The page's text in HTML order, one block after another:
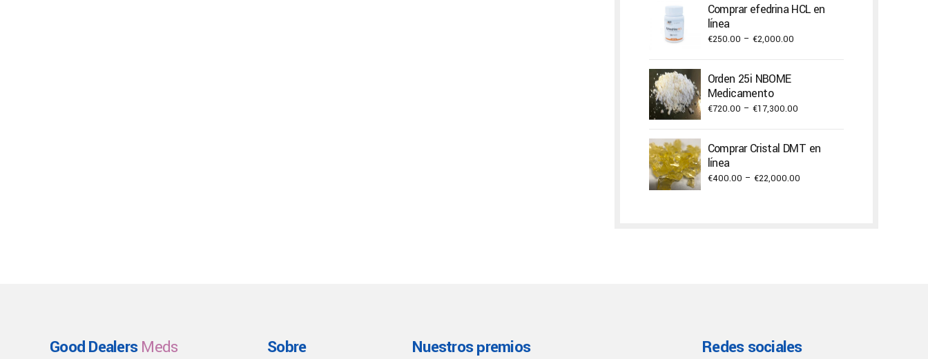
through
Comprar efedrina HCL en
línea
€250.00 – €2,000.00Price
€2,000.00
Orden 25i NBOME
Medicamento
€720.00 – €17,300.00Price
€720.00
€17,300.00
Comprar Cristal DMT en
línea
€400.00 – €22,000.00Price
Good DealersMeds Sobre Nuestros premios Redes sociales